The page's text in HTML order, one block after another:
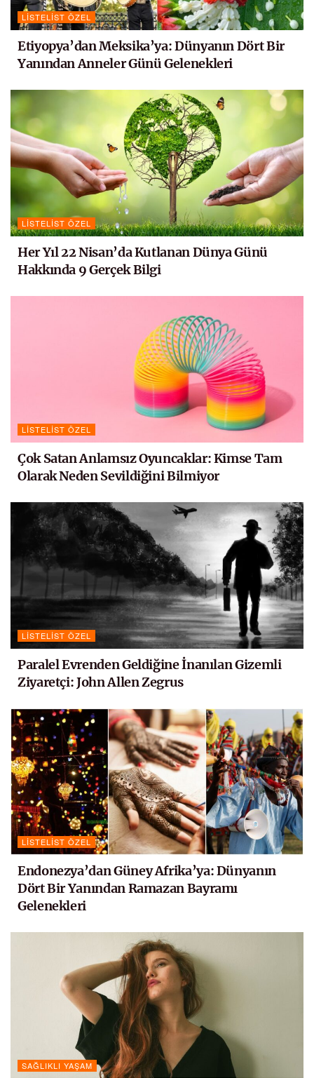
LISTELIST ÖZEL
Etiyopya’dan Meksika’ya: Dünyanın Dört Bir
Yanından Anneler Günü Gelenekleri
LISTELIST ÖZEL
Her Yıl 22 Nisan’da Kutlanan Dünya Günü
Hakkında 9 Gerçek Bilgi
LISTELIST ÖZEL
Çok Satan Anlamsız Oyuncaklar: Kimse Tam
Olarak Neden Sevildiğini Bilmiyor
LISTELIST ÖZEL
Paralel Evrenden Geldiğine İnanılan Gizemli
Ziyaretçi: John Allen Zegrus
LISTELIST ÖZEL
Endonezya’dan Güney Afrika’ya: Dünyanın
Dört Bir Yanından Ramazan Bayramı
Gelenekleri
SAĞLIKLI YAŞAM